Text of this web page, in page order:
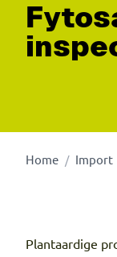
Home / Import
Plantaardige